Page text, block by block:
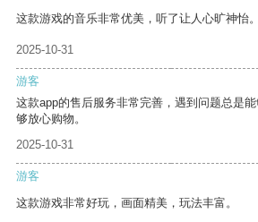
这款游戏的音乐非常优美，听了让人心旷神怡。
2025-10-31
游客
这款app的售后服务非常完善，遇到问题总是
够放心购物。
2025-10-31
游客
这款游戏非常好玩，画面精美，玩法丰富。